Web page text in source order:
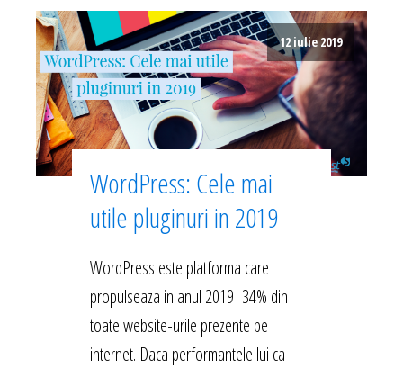
12 iulie 2019
WordPress: Cele mai
utile pluginuri in 2019
WordPress este platforma care
propulseaza in anul 2019 34% din
toate website-urile prezente pe
internet. Daca performantele lui ca